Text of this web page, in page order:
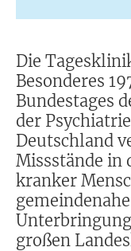
Die
Besonderes
Bundestages
der
Deutschland
Missstände in
kranker
großen